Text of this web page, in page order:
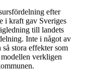
efter
i kraft gav Sveriges
till landets
Inte i något av
stora effekter som
verkligen